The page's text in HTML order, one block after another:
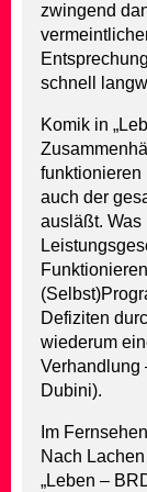
zwingend
schnell
Komik in
funktionieren
auch der
ausläßt. Was
Defiziten
wiederum
Verhandlung
Dubini).
Im Fernsehen
Nach
„Leben –